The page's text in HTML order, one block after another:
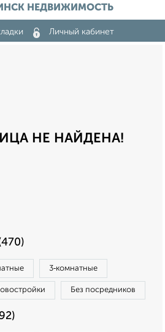
НЕДВИЖИМОСТЬ
Личный кабинет
НЕ НАЙДЕНА!
3‑комнатные
Без посредников